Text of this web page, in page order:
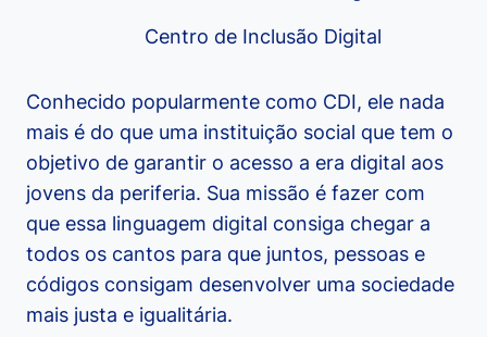
Centro de Inclusão Digital
Conhecido popularmente como CDI, ele nada
mais é do que uma instituição social que tem o
objetivo de garantir o acesso a era digital aos
jovens da periferia. Sua missão é fazer com
que essa linguagem digital consiga chegar a
todos os cantos para que juntos, pessoas e
códigos consigam desenvolver uma sociedade
mais justa e igualitária.